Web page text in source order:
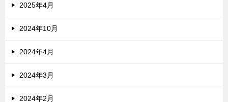
2025年4月
2024年10月
2024年4月
2024年3月
2024年2月